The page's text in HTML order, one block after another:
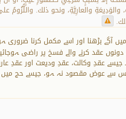
فَسْخَهُ، كعَقْدِ الوَكالَةِ، والوَدِيعَةِ والعارِيَّةِ، ونحو ذلك.
اس میں آگے بڑھنا اور اسے مکمل کرنا ضروری
عقد کرنے والے فسخ پر راضی
جائز ہو۔ جیسے عقدِ وکالت، عقدِ ودیعت اور عقدِ
1. وہ لزوم جس سے عوض مقصود ہو:جیسے بیع اور اس کے ہم معنی عقد۔ 2. وہ لزوم جس سے عوض مقصود نہ ہو،